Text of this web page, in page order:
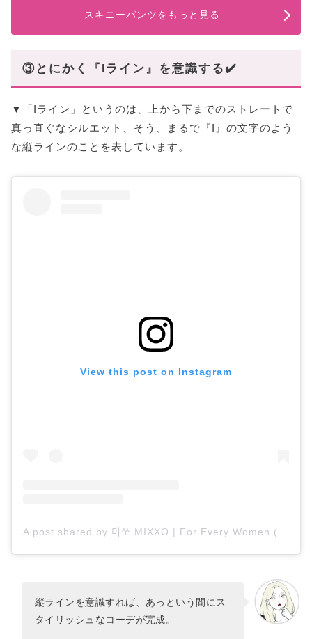
スキニーパンツをもっと見る
③とにかく『Iライン』を意識する✔️
▼「Iライン」というのは、上から下までのストレートで
真っ直ぐなシルエット、そう、まるで『I』の文字のよう
な縦ラインのことを表しています。
View this post on Instagram
縦ラインを意識すれば、あっという間にス
タイリッシュなコーデが完成。